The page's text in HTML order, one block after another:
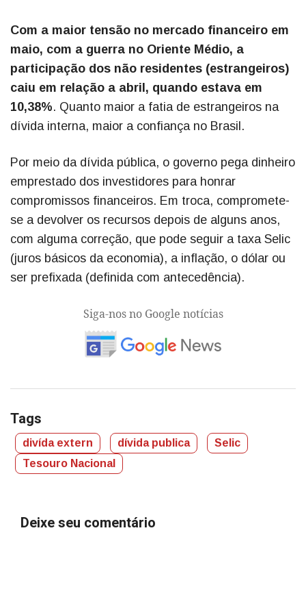
Com a maior tensão no mercado financeiro em
maio, com a guerra no Oriente Médio, a
participação dos não residentes (estrangeiros)
caiu em relação a abril, quando estava em
10,38%. Quanto maior a fatia de estrangeiros na
dívida interna, maior a confiança no Brasil.
Por meio da dívida pública, o governo pega dinheiro
emprestado dos investidores para honrar
compromissos financeiros. Em troca, compromete-
se a devolver os recursos depois de alguns anos,
com alguma correção, que pode seguir a taxa Selic
(juros básicos da economia), a inflação, o dólar ou
ser prefixada (definida com antecedência).
Siga-nos no Google notícias
Tags
divída extern dívida publica
Selic
Tesouro Nacional
Deixe seu comentário